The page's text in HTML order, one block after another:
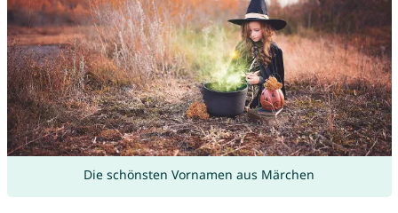
Die schönsten Vornamen aus Märchen